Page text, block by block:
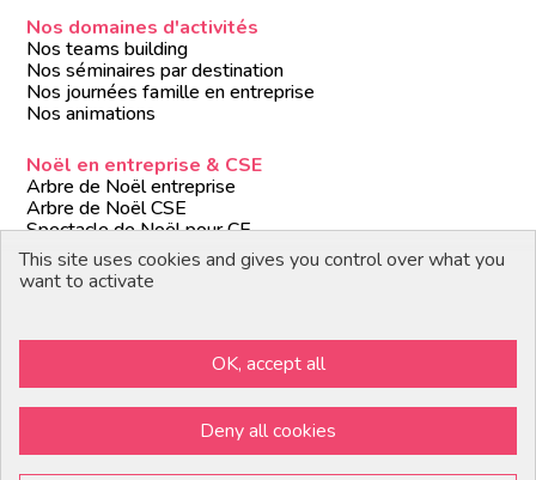
Nos domaines d'activités
Nos teams building
Nos séminaires par destination
Nos journées famille en entreprise
Nos animations
Noël en entreprise & CSE
Arbre de Noël entreprise
Arbre de Noël CSE
Spectacle de Noël pour CE
Animations de Noël entreprise
Formules de Noël clé en main
This site uses cookies and gives you control over what you
want to activate
OK, accept all
Deny all cookies